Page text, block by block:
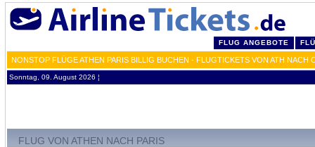
FLUG ANGEBOTE
NONSTOP FLÜGE ATHEN PARIS BILLIG BUCHEN - FLUGTICKETS VON ATH NACH
Sonntag, 09. August 2026 ¦
FLUG VON ATHEN NACH PARIS